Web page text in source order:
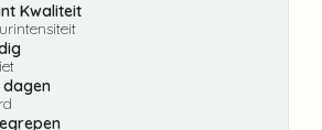
Kwaliteit